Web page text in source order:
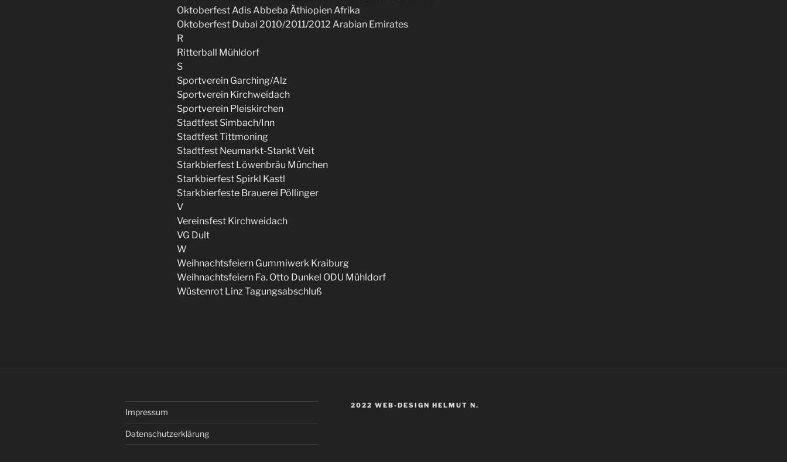
Oktoberfest Adis Abbeba Äthiopien Afrika
Oktoberfest Dubai 2010/2011/2012 Arabian Emirates
R
Ritterball Mühldorf
S
Sportverein Garching/Alz
Sportverein Kirchweidach
Sportverein Pleiskirchen
Stadtfest Simbach/Inn
Stadtfest Tittmoning
Stadtfest Neumarkt-Stankt Veit
Starkbierfest Löwenbräu München
Starkbierfest Spirkl Kastl
Starkbierfeste Brauerei Pöllinger
V
Vereinsfest Kirchweidach
VG Dult
W
Weihnachtsfeiern Gummiwerk Kraiburg
Weihnachtsfeiern Fa. Otto Dunkel ODU Mühldorf
Wüstenrot Linz Tagungsabschluß
Impressum
Datenschutzerklärung
2022 WEB-DESIGN HELMUT N.